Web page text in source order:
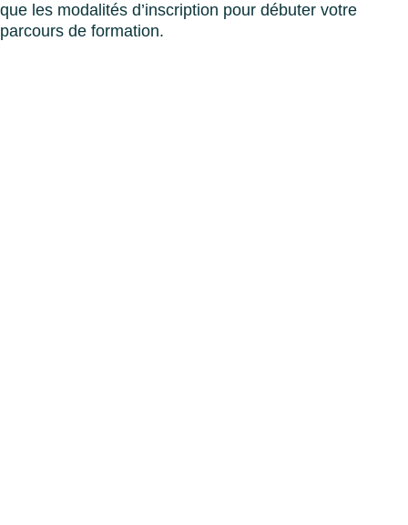
que les modalités d’inscription pour débuter votre
parcours de formation.